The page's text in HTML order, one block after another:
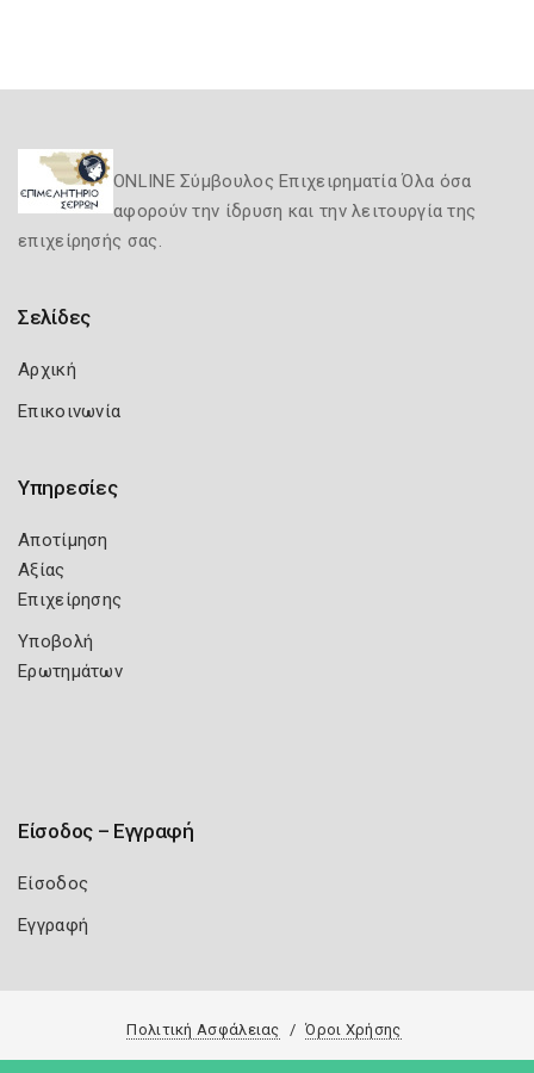
ONLINE Σύμβουλος Επιχειρηματία Όλα όσα
αφορούν την ίδρυση και την λειτουργία της
επιχείρησής σας.
Σελίδες
Αρχική
Επικοινωνία
Υπηρεσίες
Αποτίμηση
Αξίας
Επιχείρησης
Υποβολή
Ερωτημάτων
Είσοδος – Εγγραφή
Είσοδος
Εγγραφή
Πολιτική Ασφάλειας Όροι Χρήσης
Copyright 2026 Knowledge A.E.